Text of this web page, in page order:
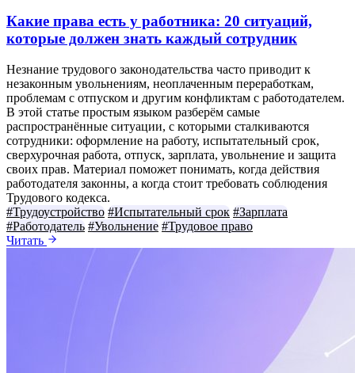
Какие права есть у работника: 20 ситуаций,
которые должен знать каждый сотрудник
Незнание трудового законодательства часто приводит к
незаконным увольнениям, неоплаченным переработкам,
проблемам с отпуском и другим конфликтам с работодателем.
В этой статье простым языком разберём самые
распространённые ситуации, с которыми сталкиваются
сотрудники: оформление на работу, испытательный срок,
сверхурочная работа, отпуск, зарплата, увольнение и защита
своих прав. Материал поможет понимать, когда действия
работодателя законны, а когда стоит требовать соблюдения
Трудового кодекса.
#Трудоустройство #Испытательный срок #Зарплата
#Работодатель #Увольнение #Трудовое право
Читать